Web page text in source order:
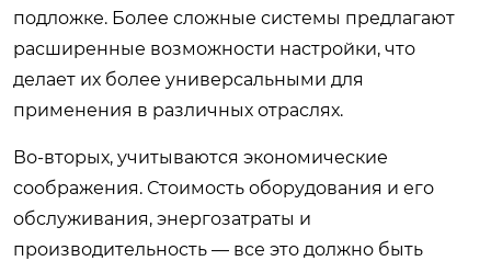
подложке. Более сложные системы предлагают
расширенные возможности настройки, что
делает их более универсальными для
применения в различных отраслях.
Во-вторых, учитываются экономические
соображения. Стоимость оборудования и его
обслуживания, энергозатраты и
производительность — все это должно быть